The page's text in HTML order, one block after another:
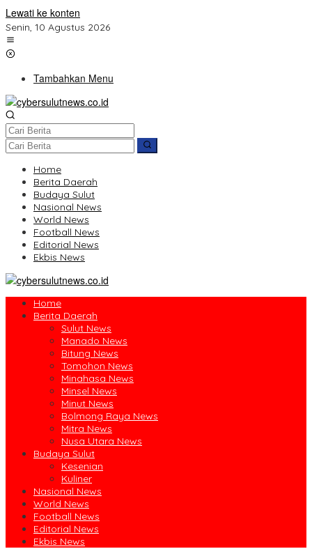
Lewati ke konten
Senin, 10 Agustus 2026
Tambahkan Menu
Home
Berita Daerah
Budaya Sulut
Nasional News
World News
Football News
Editorial News
Ekbis News
Home
Berita Daerah
Sulut News
Manado News
Bitung News
Tomohon News
Minahasa News
Minsel News
Minut News
Bolmong Raya News
Mitra News
Nusa Utara News
Budaya Sulut
Kesenian
Kuliner
Nasional News
World News
Football News
Editorial News
Ekbis News